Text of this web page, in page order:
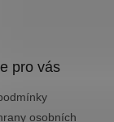
pro vás
osobních